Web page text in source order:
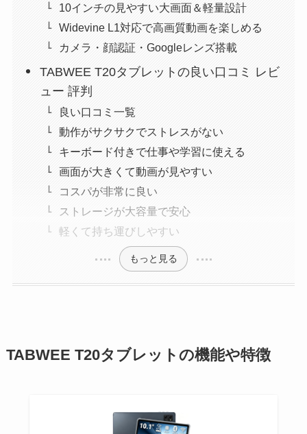
10インチの見やすい大画面＆軽量設計
Widevine L1対応で高画質動画を楽しめる
カメラ・顔認証・Googleレンズ搭載
TABWEE T20タブレットの良い口コミ レビ
ュー 評判
良い口コミ一覧
動作がサクサクでストレスがない
キーボード付きで仕事や学習に使える
画面が大きくて動画が見やすい
コスパが非常に良い
ストレージが大容量で安心
軽くて持ち運びしやすい
もっと見る
TABWEE T20タブレットの機能や特徴